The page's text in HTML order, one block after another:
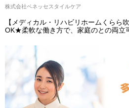
株式会社ベネッセスタイルケア
【メディカル・リハビリホームくらら
OK★柔軟な働き方で、家庭のとの両立